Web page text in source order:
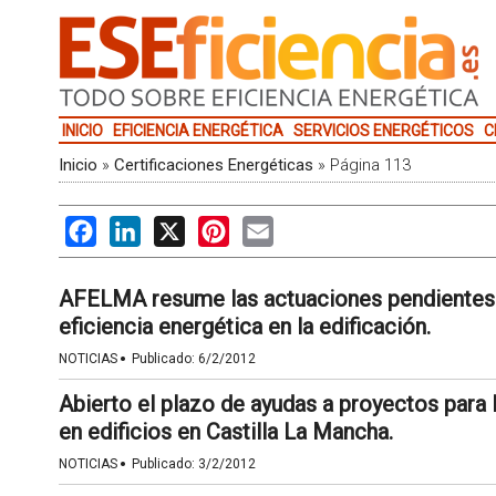
INICIO EFICIENCIA ENERGÉTICA SERVICIOS ENERGÉTICOS
Inicio » Certificaciones Energéticas » Página 113
FacebookLinkedIn
X PinterestEmail
AFELMA resume las actuaciones
eficiencia energética en la edificación.
NOTICIAS · Publicado: 6/2/2012
Abierto el plazo de ayudas a proyectos
en edificios en Castilla La Mancha.
NOTICIAS · Publicado: 3/2/2012